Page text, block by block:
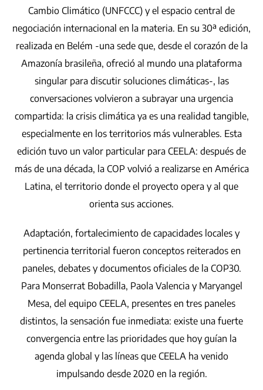
Cambio Climático (UNFCCC) y el espacio central de
negociación internacional en la materia. En su 30ª edición,
realizada en Belém -una sede que, desde el corazón de la
Amazonía brasileña, ofreció al mundo una plataforma
singular para discutir soluciones climáticas-, las
conversaciones volvieron a subrayar una urgencia
compartida: la crisis climática ya es una realidad tangible,
especialmente en los territorios más vulnerables. Esta
edición tuvo un valor particular para CEELA: después de
más de una década, la COP volvió a realizarse en América
Latina, el territorio donde el proyecto opera y al que
orienta sus acciones.
Adaptación, fortalecimiento de capacidades locales y
pertinencia territorial fueron conceptos reiterados en
paneles, debates y documentos oficiales de la COP30.
Para Monserrat Bobadilla, Paola Valencia y Maryangel
Mesa, del equipo CEELA, presentes en tres paneles
distintos, la sensación fue inmediata: existe una fuerte
convergencia entre las prioridades que hoy guían la
agenda global y las líneas que CEELA ha venido
impulsando desde 2020 en la región.